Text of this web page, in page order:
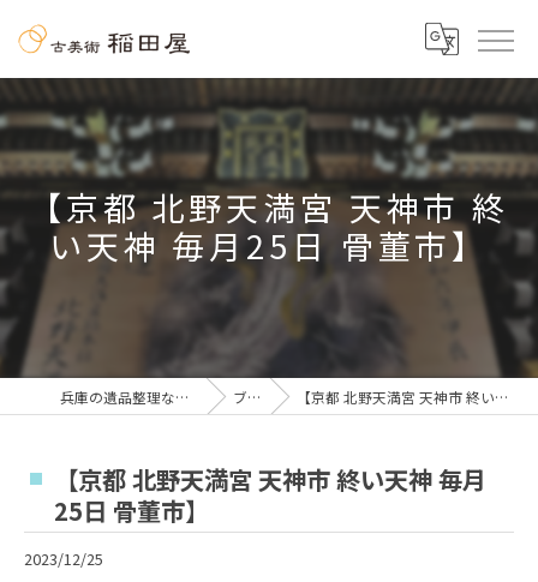
【京都 北野天満宮 天神市 終
い天神 毎月25日 骨董市】
兵庫の遺品整理なら古美術 稲田屋 ブログ 【京都 北野天満宮 天神市 終い天神 毎月25日 骨董市】
【京都 北野天満宮 天神市 終い天神 毎月
25日 骨董市】
2023/12/25